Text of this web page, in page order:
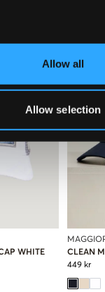
Allow all
Allow selection
WHITE
CLEAN
449 kr